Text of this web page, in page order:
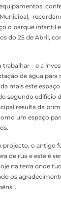
o parque
do 25 de Abril,
– e a
de água
mais este
edifício
resulta da
um espaço
o antigo
de rua e este é
na terra onde
os